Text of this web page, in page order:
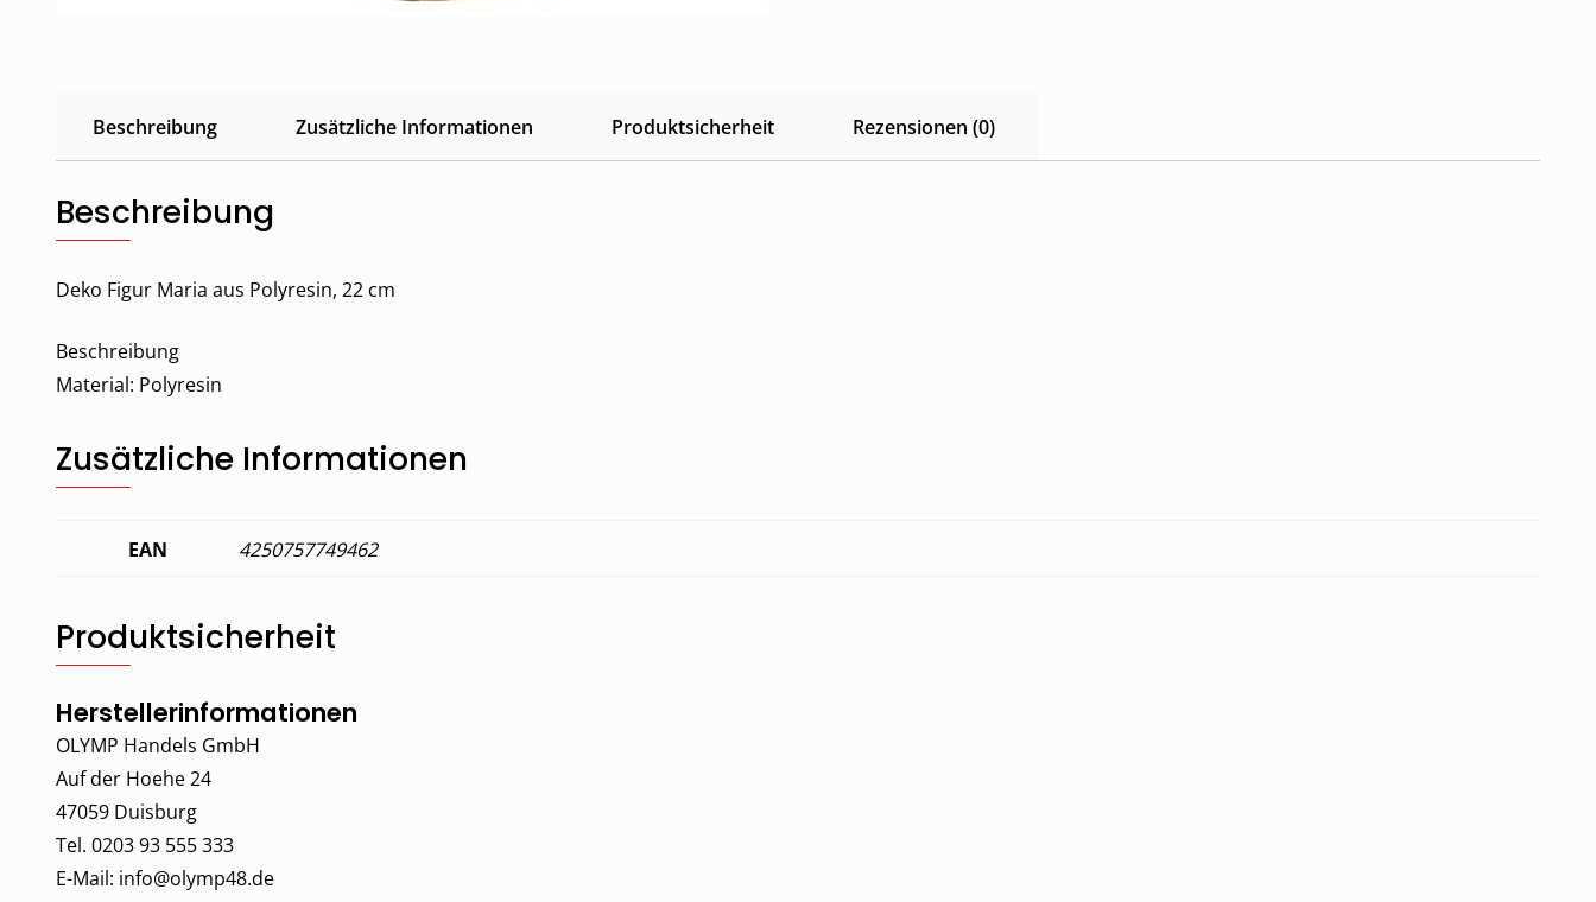
Beschreibung Zusätzliche Informationen Produktsicherheit Rezensionen (0)
Beschreibung
Deko Figur Maria aus Polyresin, 22 cm
Beschreibung
Material: Polyresin
Zusätzliche Informationen
EAN 4250757749462
Produktsicherheit
Herstellerinformationen
OLYMP Handels GmbH
Auf der Hoehe 24
47059 Duisburg
Tel. 0203 93 555 333
E-Mail: info@olymp48.de